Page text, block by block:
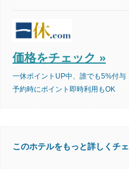
価格をチェック »
一休ポイントUP中、誰でも5%付与
予約時にポイント即時利用もOK
このホテルをもっと詳しくチェ